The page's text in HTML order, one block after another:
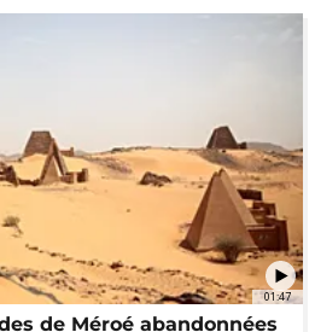
01:47
de Méroé abandonnées